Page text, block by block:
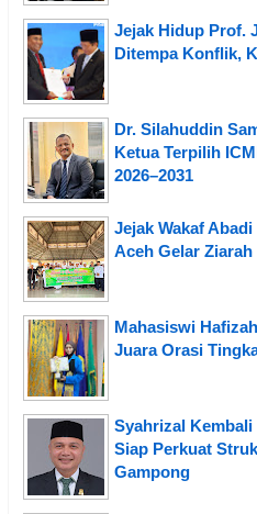
Jejak Hidup Prof.
Ditempa Konflik,
Dr. Silahuddin
Ketua Terpilih
2026–2031
Jejak Wakaf
Aceh Gelar
Mahasiswi
Juara Orasi
Syahrizal
Siap Perkuat
Gampong